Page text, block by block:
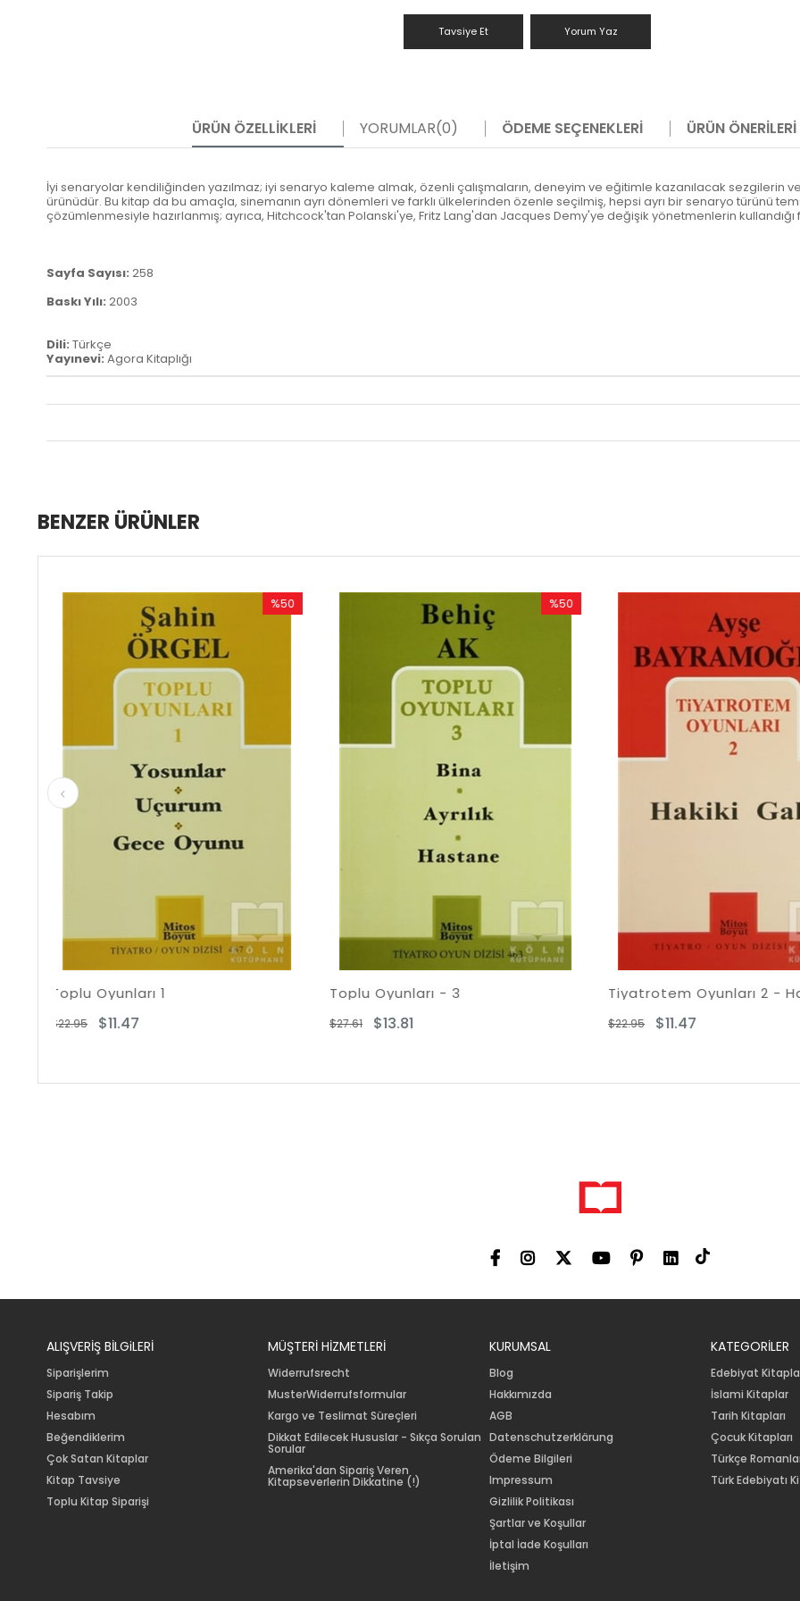
Tavsiye Et Yorum Yaz
ÜRÜN ÖZELLIKLERI YORUMLAR(0) ÖDEME SEÇENEKLERI ÜRÜN ÖNERILERI
İyi senaryolar kendiliğinden yazılmaz; iyi senaryo kaleme almak, özenli çalışmaların, deneyim ve eğitimle kazanılacak sezgilerin
ürünüdür. Bu kitap da bu amaçla, sinemanın ayrı dönemleri ve farklı ülkelerinden özenle seçilmiş, hepsi ayrı bir senaryo türünü
çözümlenmesiyle hazırlanmış; ayrıca, Hitchcock'tan Polanski'ye, Fritz Lang'dan Jacques Demy'ye değişik yönetmenlerin
Sayfa Sayısı: 258
Baskı Yılı: 2003
Dili: Türkçe
Yayınevi: Agora Kitaplığı
BENZER ÜRÜNLER
%50İndirim
Toplu Oyunları - 3
$27.61
Tiyatrotem Oyunları 2 - Hakiki Gala
%50İndirim
Sarı Ay - Leila
$21.78
ALIŞVERİŞ BİLGiLERİ
Siparişlerim
Sipariş Takip
Hesabım
Beğendiklerim
Çok Satan Kitaplar
Kitap Tavsiye
Toplu Kitap Siparişi
MÜŞTERİ HİZMETLERİ
Widerrufsrecht
MusterWiderrufsformular
Kargo ve Teslimat Süreçleri
Dikkat Edilecek Hususlar - Sıkça Sorulan
Sorular
Amerika'dan Sipariş Veren
Kitapseverlerin Dikkatine (!)
KURUMSAL
Blog
Hakkımızda
AGB
Datenschutzerklärung
Ödeme Bilgileri
Impressum
Gizlilik Politikası
Şartlar ve Koşullar
İptal İade Koşulları
İletişim
KATEGORİLER
Edebiyat
İslami Kitaplar
Tarih Kitapları
Çocuk Kitapları
Türkçe
Türk Edebiyatı